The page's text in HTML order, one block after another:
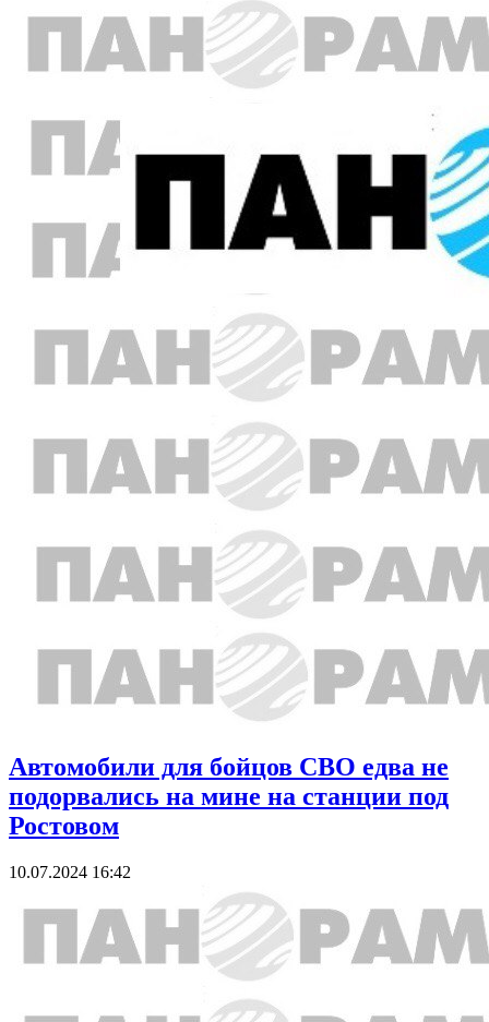
Автомобили для бойцов СВО едва не
подорвались на мине на станции под
Ростовом
10.07.2024 16:42